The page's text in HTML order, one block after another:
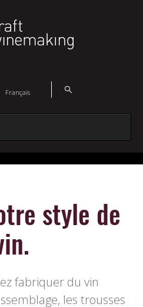
Français
style de
fabriquer du vin
les trousses